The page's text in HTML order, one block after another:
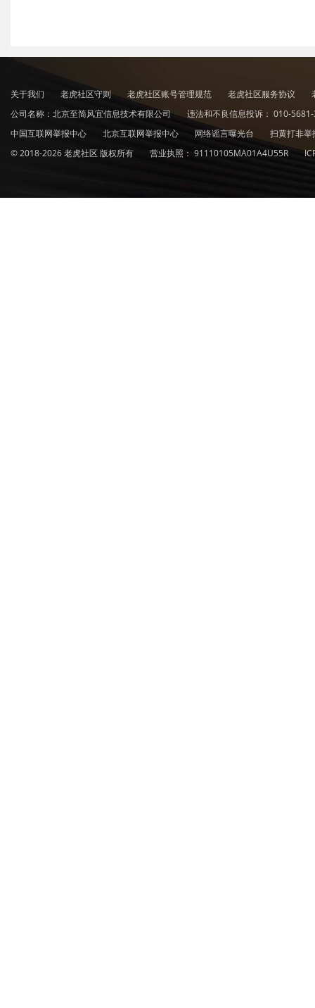
关于我们 老虎社区守则 老虎社区账号管理规范 老虎社区服务协议
公司名称：北京至简风宜信息技术有限公司
违法和不良信息投诉： 010-
中国互联网举报中心
北京互联网举报中心 网络谣言曝光台
扫黄打非
© 2018-2026 老虎社区 版权所有
营业执照： 91110105MA01A4U55R